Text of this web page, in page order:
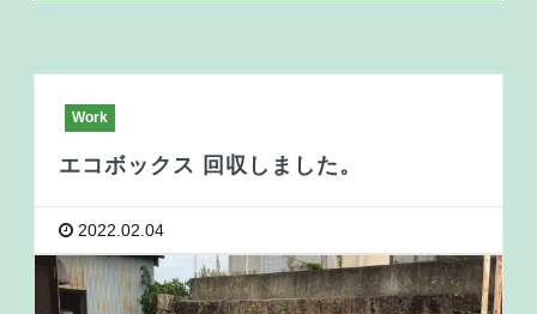
Work
エコボックス 回収しました。
2022.02.04